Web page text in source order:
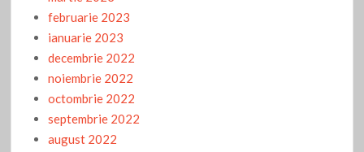
februarie 2023
ianuarie 2023
decembrie 2022
noiembrie 2022
octombrie 2022
septembrie 2022
august 2022